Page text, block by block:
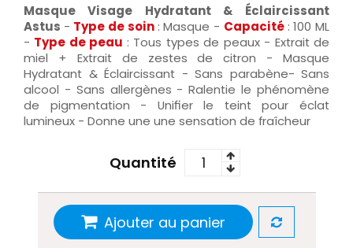
Masque Visage Hydratant & Éclaircissant
Astus - Type de soin : Masque - Capacité : 100 ML
- Type de peau : Tous types de peaux - Extrait de
miel + Extrait de zestes de citron - Masque
Hydratant & Éclaircissant - Sans parabène- Sans
alcool - Sans allergènes - Ralentie le phénomène
de pigmentation - Unifier le teint pour éclat
lumineux - Donne une une sensation de fraîcheur
Quantité
Ajouter au panier